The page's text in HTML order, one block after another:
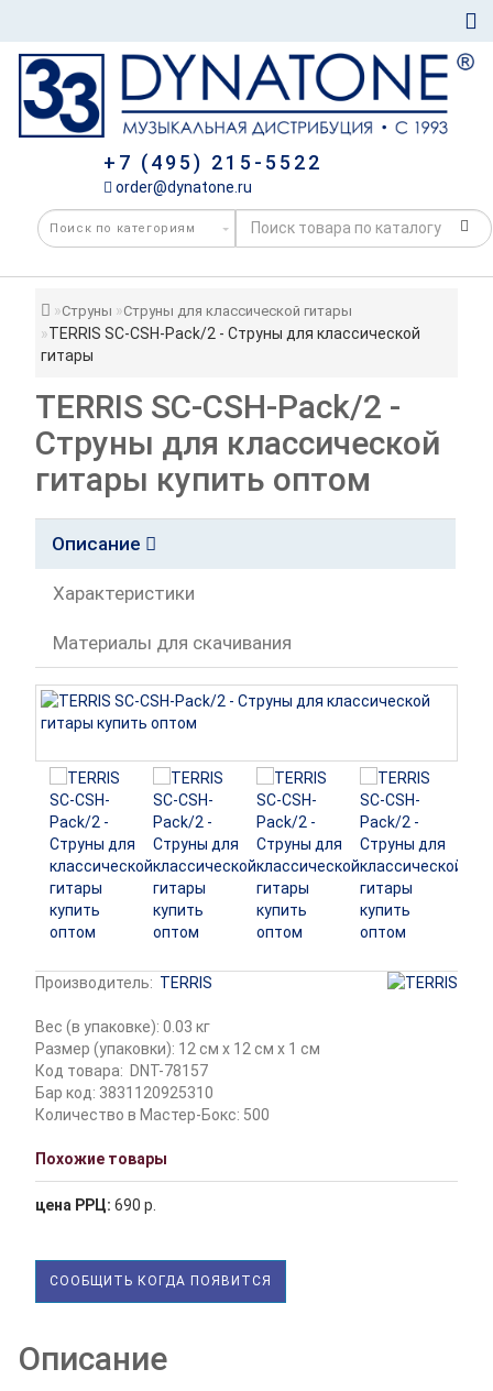
+7 (495) 215-5522
order@dynatone.ru
Струны Струны для классической гитары
TERRIS SC-CSH-Pack/2 - Струны для классической
гитары
TERRIS SC-CSH-Pack/2 -
Струны для классической
гитары купить оптом
Описание
Характеристики
Материалы для скачивания
Производитель: TERRIS
Вес (в упаковке): 0.03 кг
Размер (упаковки): 12 см x 12 см x 1 см
Код товара: DNT-78157
Бар код: 3831120925310
Количество в Мастер-Бокс: 500
Похожие товары
цена РРЦ: 690 р.
СООБЩИТЬ КОГДА ПОЯВИТСЯ
Описание